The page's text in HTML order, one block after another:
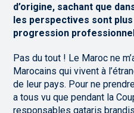
d’origine, sachant que
les perspectives sont
progression
Pas du tout ! Le Maroc ne
Marocains qui vivent à
de leur pays. Pour ne
a tous vu que pendant la
responsables qataris